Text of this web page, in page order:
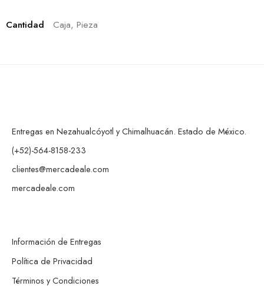
Cantidad Caja, Pieza
Entregas en Nezahualcóyotl y Chimalhuacán. Estado de México.
(+52)-564-8158-233
clientes@mercadeale.com
mercadeale.com
Información de Entregas
Política de Privacidad
Términos y Condiciones